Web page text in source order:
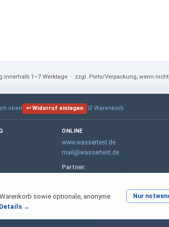
sowie optionale, anonyme
Details →
Nur
innerhalb 1–7 Werktage · zzgl. Porto/Verpackung, wenn
oben ↩ Widerruf einlegen 🛒 Warenkorb
ONLINE
www.wassertest.de
mail@wassertest.de
Partner: